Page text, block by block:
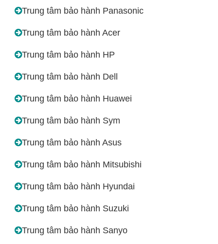
Trung tâm bảo hành Panasonic
Trung tâm bảo hành Acer
Trung tâm bảo hành HP
Trung tâm bảo hành Dell
Trung tâm bảo hành Huawei
Trung tâm bảo hành Sym
Trung tâm bảo hành Asus
Trung tâm bảo hành Mitsubishi
Trung tâm bảo hành Hyundai
Trung tâm bảo hành Suzuki
Trung tâm bảo hành Sanyo